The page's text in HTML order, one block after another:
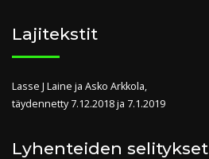
Lajitekstit
Lasse J Laine ja Asko Arkkola,
täydennetty 7.12.2018 ja 7.1.2019
Lyhenteiden selitykset